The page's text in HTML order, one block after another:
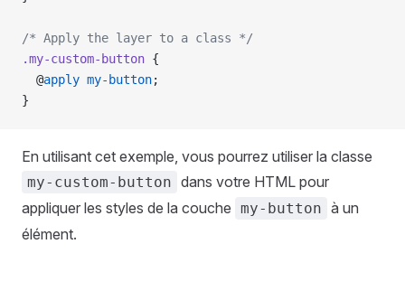
/* Apply the layer to a class */
.my-custom-button {
  @
apply my-button;
}
En utilisant cet exemple, vous pourrez utiliser la classe
my-custom-button dans votre HTML pour
appliquer les styles de la couche my-button à un
élément.